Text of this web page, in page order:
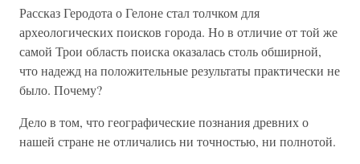
Рассказ Геродота о Гелоне стал толчком для
археологических поисков города. Но в отличие от той же
самой Трои область поиска оказалась столь обширной,
что надежд на положительные результаты практически не
было. Почему?
Дело в том, что географические познания древних о
нашей стране не отличались ни точностью, ни полнотой.